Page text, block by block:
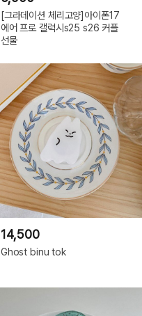
[그라데이션 체리고양]아이폰17
에어 프로 갤럭시s25 s26 커플
선물
14,500
Ghost binu tok